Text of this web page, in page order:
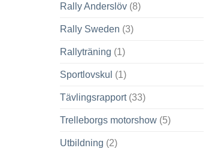
Rally Anderslöv (8)
Rally Sweden (3)
Rallyträning (1)
Sportlovskul (1)
Tävlingsrapport(33)
Trelleborgs motorshow (5)
Utbildning (2)